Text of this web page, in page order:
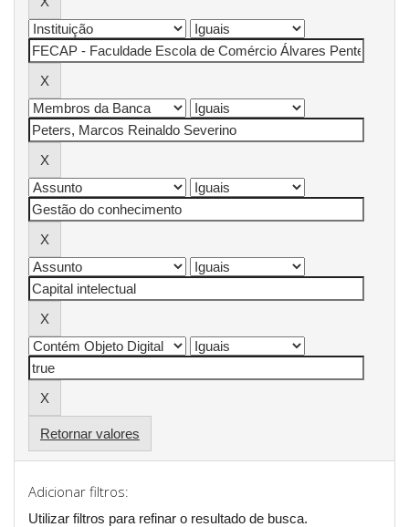
Retornar valores
Adicionar filtros:
Utilizar filtros para refinar o resultado de busca.